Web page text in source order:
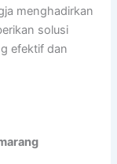
menghadirkan
solusi
efektif dan